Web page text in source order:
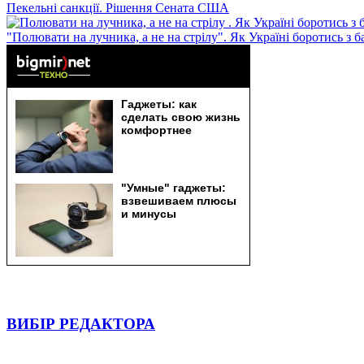
Пекельні санкції. Рішення Сената США
"Полювати на лучника, а не на стрілу". Як Україні боротись з
ВИБІР РЕДАКТОРА